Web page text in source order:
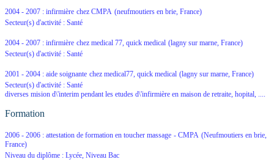
2004 - 2007 : infirmière chez CMPA (neufmoutiers en brie, France)
Secteur(s) d'activité : Santé
2004 - 2007 : infirmière chez medical 77, quick medical (lagny sur marne, France)
Secteur(s) d'activité : Santé
2001 - 2004 : aide soignante chez medical77, quick medical (lagny sur marne, France)
Secteur(s) d'activité : Santé
diverses mision d\'interim pendant les etudes d\'infirmière en maison de retraite, hopital, ....
Formation
2006 - 2006 : attestation de formation en toucher massage - CMPA (Neufmoutiers en brie,
France)
Niveau du diplôme : Lycée, Niveau Bac